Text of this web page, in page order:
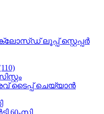
ലൂപ്പ് സ്റ്റെപ്പർ
ടൈപ്പ് ചെയ്യാൻ
60-സി